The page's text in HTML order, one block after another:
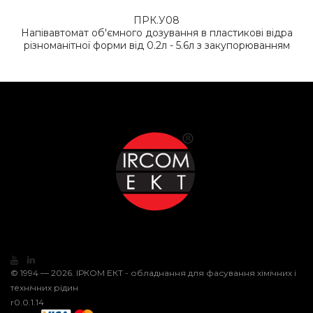
ПРК.У08
Напівавтомат об'ємного дозування в пластикові відра
різноманітної форми від 0.2л - 5.6л з закупорюванням
© 1994 — 2026. ІРКОМ ЕКТ - обладнання для фасування хімічних і
технічних рідин
r0.0.1.14